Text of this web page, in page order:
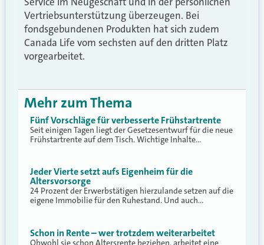
Vertriebsunterstützung überzeugen. Bei
fondsgebundenen Produkten hat sich zudem
Canada Life vom sechsten auf den dritten Platz
vorgearbeitet.
Mehr zum Thema
Fünf Vorschläge für verbesserte Frühstartrente
Seit einigen Tagen liegt der Gesetzesentwurf für die neue
Frühstartrente auf dem Tisch. Wichtige Inhalte…
Jeder Vierte setzt aufs Eigenheim für die
Altersvorsorge
24 Prozent der Erwerbstätigen hierzulande setzen auf die
eigene Immobilie für den Ruhestand. Und auch…
Schon in Rente – wer trotzdem weiterarbeitet
Obwohl sie schon Altersrente beziehen, arbeitet eine